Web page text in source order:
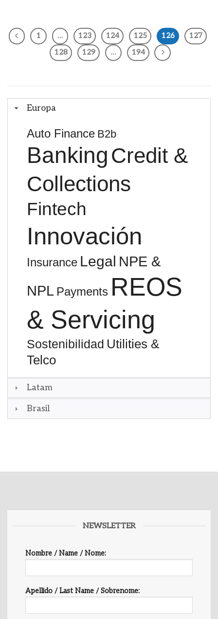
Europa
Auto Finance B2b
Banking Credit &
Collections
Fintech
Innovación
Insurance Legal NPE &
NPL Payments REOS
& Servicing
Sostenibilidad Utilities &
Telco
Latam
Brasil
1 … 123 124 125 126
127
128
129 … 194
NEWSLETTER
Nombre / Name / Nome:
Apellido / Last Name / Sobrenome: